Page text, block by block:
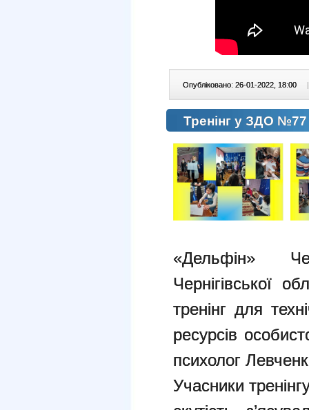
Опубліковано: 26-01-2022, 18:00 |
Тренінг у ЗДО №77
«Дельфін»
Чернігівської
тренінг для
ресурсів
психолог
Учасники